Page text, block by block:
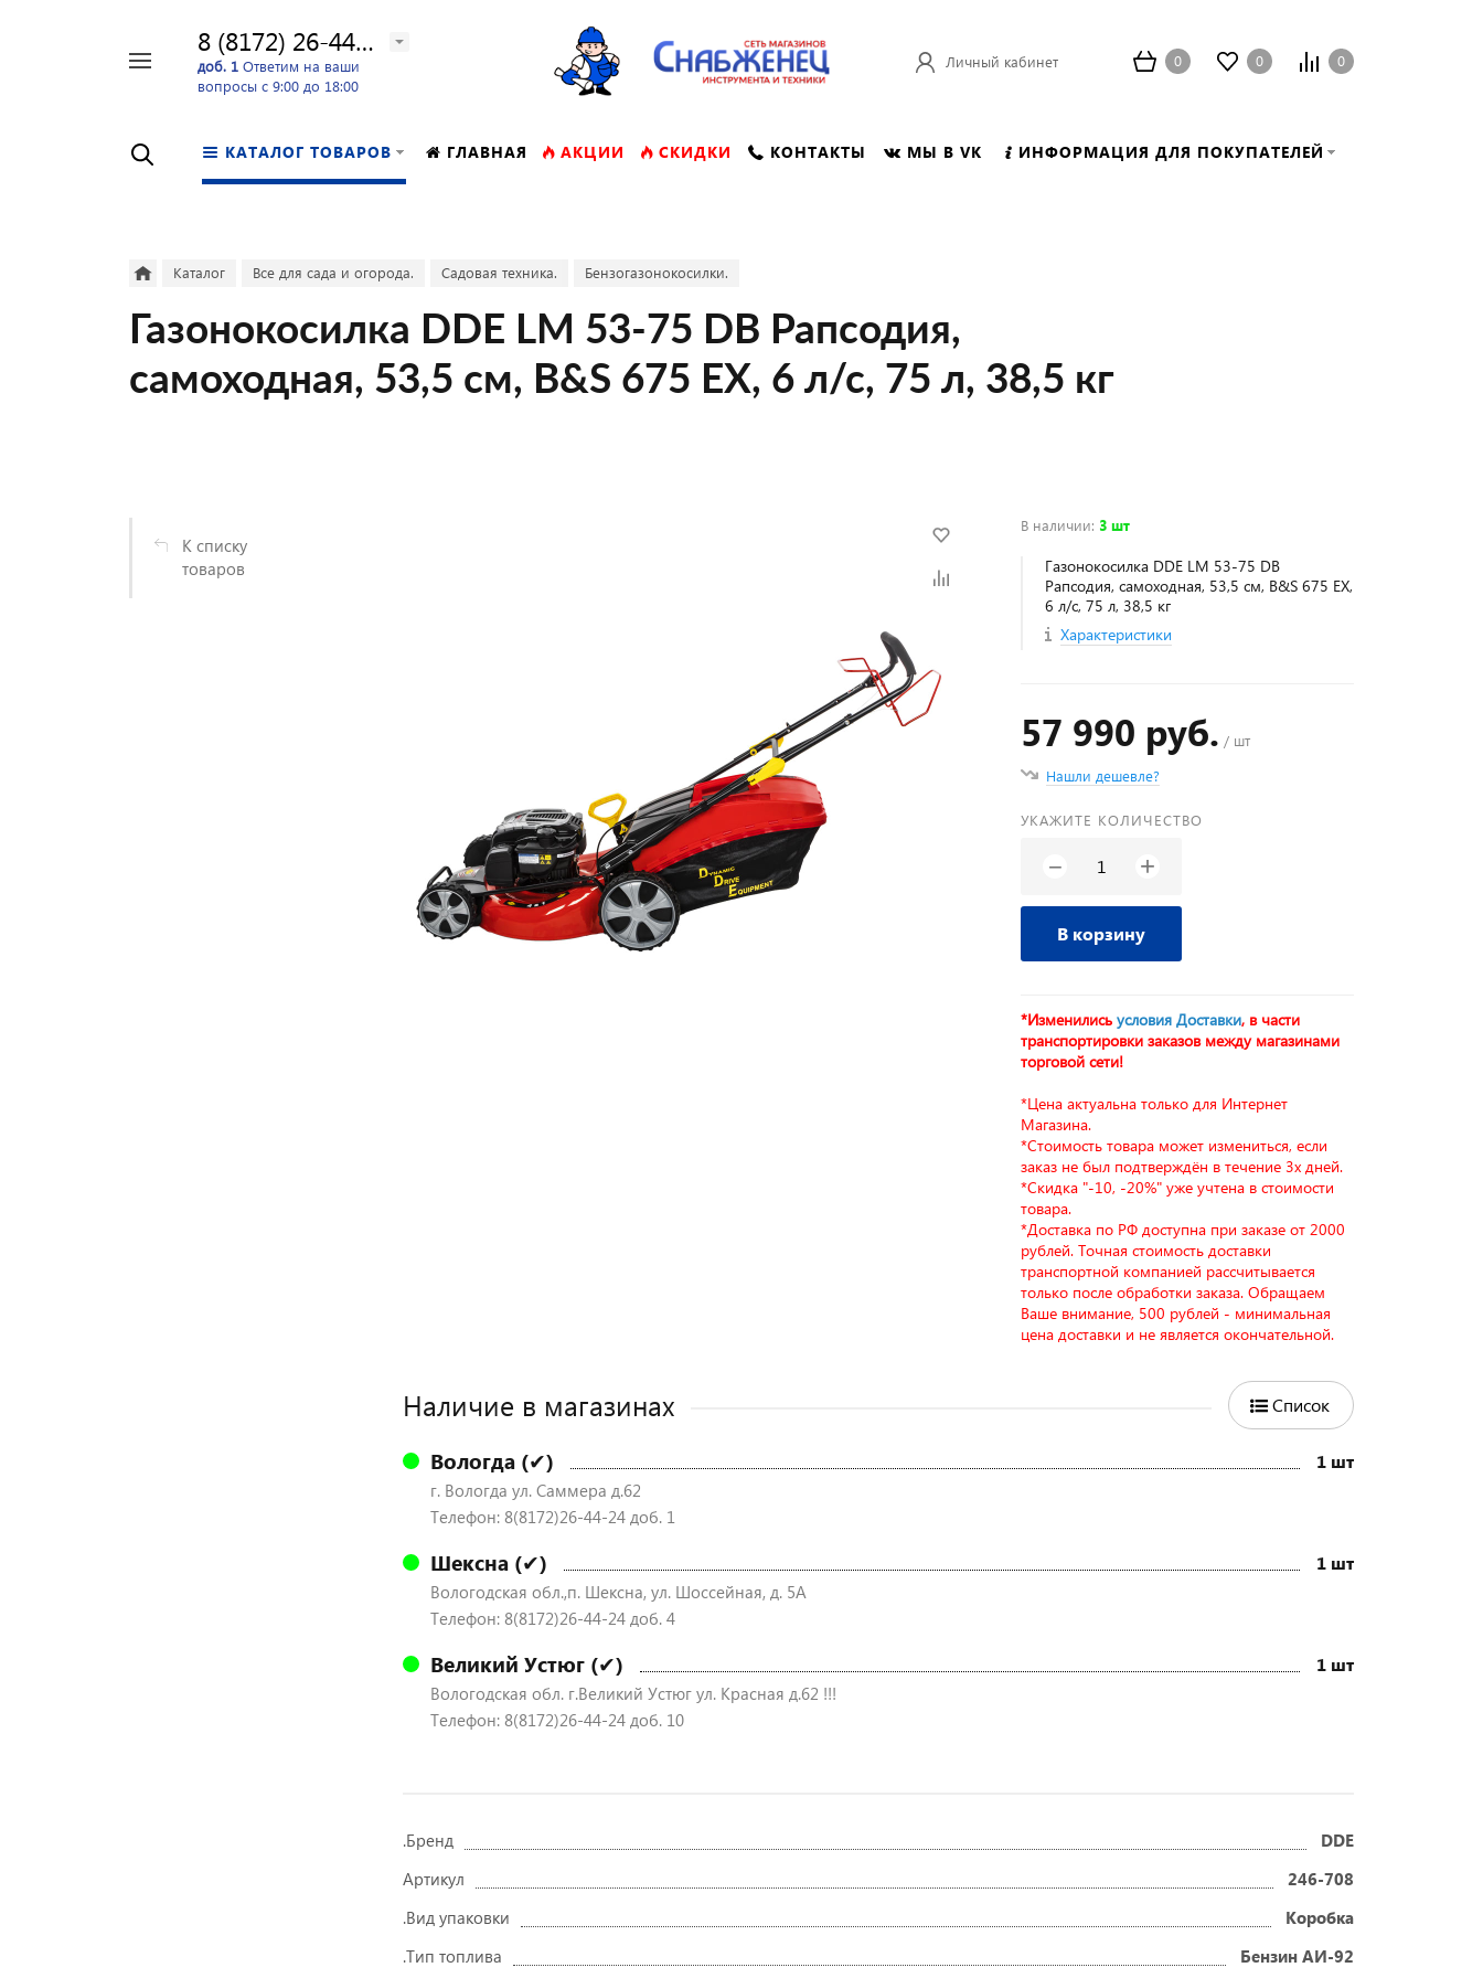
8 (8172) 26-44-24
доб. 1 Ответим на ваши
вопросы с 9:00 до 18:00
Личный кабинет 0 0 0
КАТАЛОГ ТОВАРОВ ГЛАВНАЯ АКЦИИ СКИДКИ КОНТАКТЫ МЫ В VK ИНФОРМАЦИЯ ДЛЯ ПОКУПАТЕЛЕЙ
Каталог Все для сада и огорода. Садовая техника. Бензогазонокосилки.
Газонокосилка DDE LM 53-75 DB Рапсодия,
самоходная, 53,5 см, B&S 675 EX, 6 л/с, 75 л, 38,5 кг
К списку
товаров
В наличии: 3 шт
Газонокосилка DDE LM 53-75 DB
Рапсодия, самоходная, 53,5 см, B&S 675 EX,
6 л/с, 75 л, 38,5 кг
Характеристики
57 990 руб. / шт
Нашли дешевле?
УКАЖИТЕ КОЛИЧЕСТВО
− +
В корзину
*Изменилисьусловия Доставки, в части
транспортировки заказов между магазинами
торговой сети!
*Цена актуальна только для Интернет
Магазина.
*Стоимость товара может измениться, если
заказ не был подтверждён в течение 3х дней.
*Скидка "-10, -20%" уже учтена в стоимости
товара.
*Доставка по РФ доступна при заказе от 2000
рублей. Точная стоимость доставки
транспортной компанией рассчитывается
только после обработки заказа. Обращаем
Ваше внимание, 500 рублей - минимальная
цена доставки и не является окончательной.
Наличие в магазинах Список
Вологда (✔) 1 шт
г. Вологда ул. Саммера д.62
Телефон: 8(8172)26-44-24 доб. 1
Шексна (✔) 1 шт
Вологодская обл.,п. Шексна, ул. Шоссейная, д. 5А
Телефон: 8(8172)26-44-24 доб. 4
Великий Устюг (✔) 1 шт
Вологодская обл. г.Великий Устюг ул. Красная д.62 !!!
Телефон: 8(8172)26-44-24 доб. 10
.Бренд
DDE
Артикул
246-708
.Вид упаковки
Коробка
.Тип топлива
Бензин АИ-92